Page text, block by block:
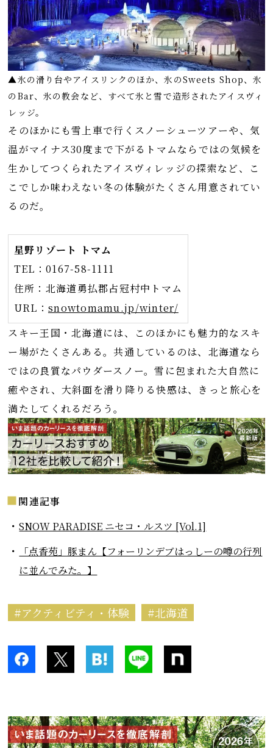
▲氷の滑り台やアイスリンクのほか、氷のSweets Shop、氷
のBar、氷の教会など、すべて氷と雪で造形されたアイスヴィ
レッジ。
そのほかにも雪上車で行くスノーシューツアーや、気
温がマイナス30度まで下がるトマムならではの気候を
生かしてつくられたアイスヴィレッジの探索など、こ
こでしか味わえない冬の体験がたくさん用意されてい
るのだ。
星野リゾート トマム
TEL：0167-58-1111
住所：北海道勇払郡占冠村中トマム
URL： snowtomamu.jp/winter/
スキー王国・北海道には、このほかにも魅力的なスキ
ー場がたくさんある。共通しているのは、北海道なら
ではの良質なパウダースノー。雪に包まれた大自然に
癒やされ、大斜面を滑り降りる快感は、きっと旅心を
満たしてくれるだろう。
関連記事
SNOW PARADISE ニセコ・ルスツ [Vol.1]
「点香苑」豚まん【フォーリンデブはっしーの噂の行列
に並んでみた。】
アクティビティ・体験 北海道